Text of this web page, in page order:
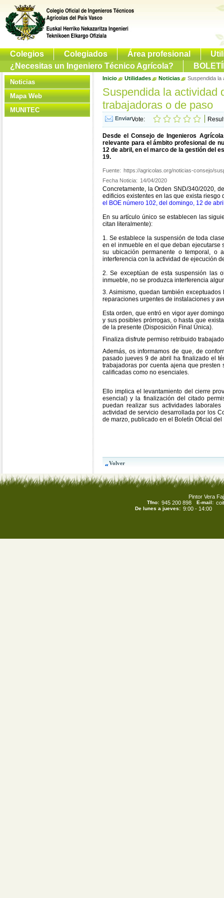
Colegios Colegiados Área profesional
¿Necesitas un Ingeniero Técnico Agrícola?
Noticias
Mapa Web
MUNITEC
Inicio Utilidades Noticias Suspendida la
Suspendida la actividad
trabajadoras o de paso
Vote:
Desde el Consejo de Ingenieros
relevante para el ámbito profesional de
12 de abril, en el marco de la gestión del
19.
Fuente: https://agricolas.org/noticias-consejo/
Fecha Noticia: 14/04/2020
Concretamente, la Orden SND/340/2020,
edificios existentes en las que exista
el BOE número 102, del domingo, 12 de
En su artículo único se establecen las
citan literalmente):
1. Se establece la suspensión de toda
en el inmueble en el que deban
su ubicación permanente o temporal, o
interferencia con la actividad de ejecución
2. Se exceptúan de esta suspensión las
inmueble, no se produzca interferencia
3. Asimismo, quedan también
reparaciones urgentes de instalaciones y
Esta orden, que entró en vigor ayer
y sus posibles prórrogas, o hasta que
de la presente (Disposición Final Única).
Finaliza disfrute permiso retribuido
Además, os informamos de que, de
pasado jueves 9 de abril ha finalizado el
trabajadoras por cuenta ajena que
calificadas como no esenciales.
Ello implica el levantamiento del cierre
esencial) y la finalización del citado
puedan realizar sus actividades
actividad de servicio desarrollada por los
de marzo, publicado en el Boletín Oficial
Pintor Vera
Tfno: 945 200 898 E-mail:
De lunes a jueves: 9:00 - 14:00